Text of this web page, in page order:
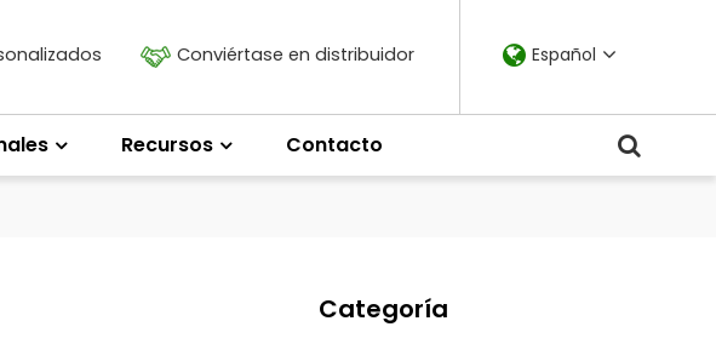
Conviértase en distribuidor
Recursos Contacto
Español
Categoría